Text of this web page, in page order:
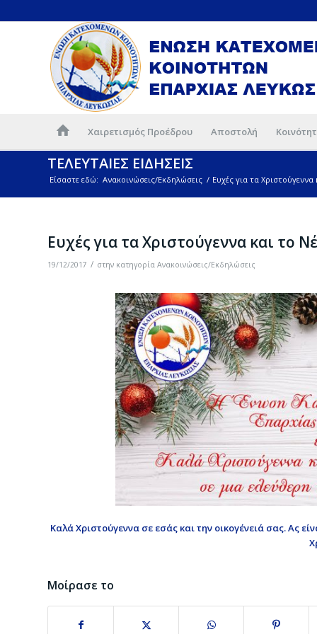
Χαιρετισμός Προέδρου Αποστολή
ΤΕΛΕΥΤΑΙΕΣ ΕΙΔΗΣΕΙΣ
Είσαστε εδώ: Ανακοινώσεις/Εκδηλώσεις / Ευχές για τα
Ευχές για τα Χριστούγεννα και το
19/12/2017 / στην κατηγορία Ανακοινώσεις/Εκδηλώσεις
Καλά Χριστούγεννα σε εσάς και την οικογένειά σας. Ας
Μοίρασε το